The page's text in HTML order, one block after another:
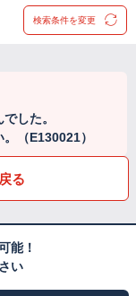
検索条件を変更
した。
（E130021）
る
能！
い